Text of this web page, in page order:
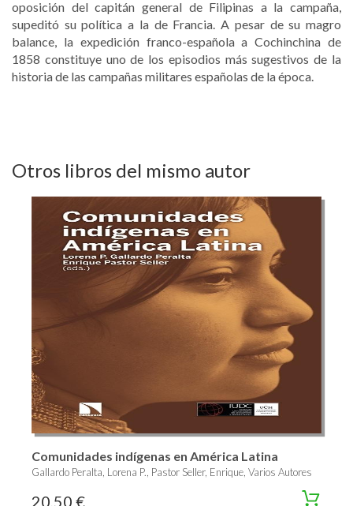
oposición del capitán general de Filipinas a la campaña,
supeditó su política a la de Francia. A pesar de su magro
balance, la expedición franco-española a Cochinchina de
1858 constituye uno de los episodios más sugestivos de la
historia de las campañas militares españolas de la época.
Otros libros del mismo autor
Comunidades indígenas en América Latina
Gallardo Peralta, Lorena P., Pastor Seller, Enrique, Varios Autores
20,50 €